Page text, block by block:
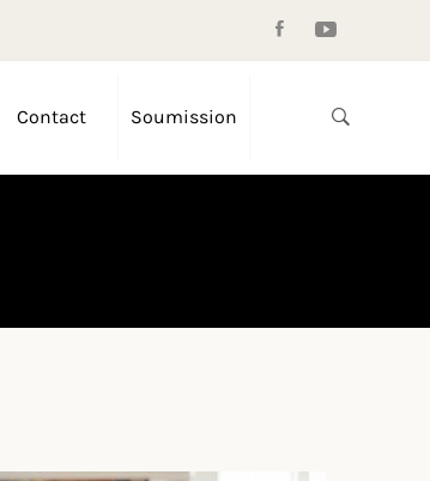
Contact Soumission